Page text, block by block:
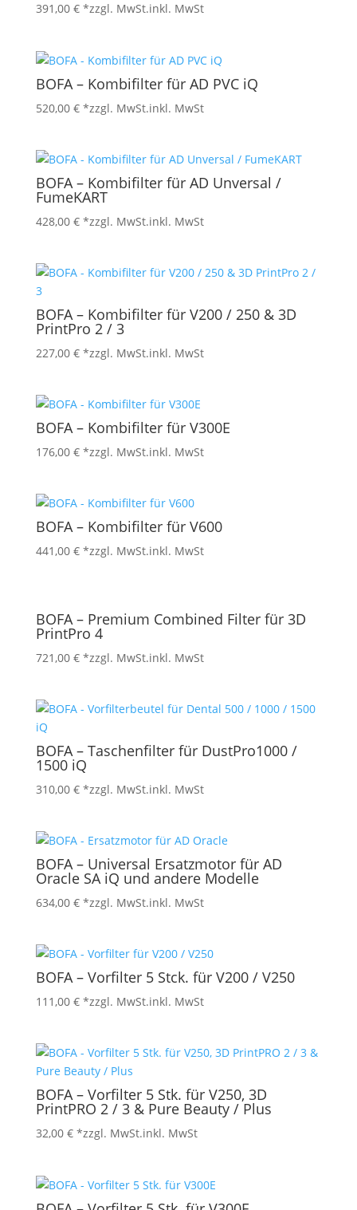
391,00 € *zzgl. MwSt.inkl. MwSt
BOFA – Kombifilter für AD PVC iQ
520,00 € *zzgl. MwSt.inkl. MwSt
BOFA – Kombifilter für AD Unversal /
FumeKART
428,00 € *zzgl. MwSt.inkl. MwSt
BOFA – Kombifilter für V200 / 250 & 3D
PrintPro 2 / 3
227,00 € *zzgl. MwSt.inkl. MwSt
BOFA – Kombifilter für V300E
176,00 € *zzgl. MwSt.inkl. MwSt
BOFA – Kombifilter für V600
441,00 € *zzgl. MwSt.inkl. MwSt
BOFA – Premium Combined Filter für 3D
PrintPro 4
721,00 € *zzgl. MwSt.inkl. MwSt
BOFA – Taschenfilter für DustPro1000 /
1500 iQ
310,00 € *zzgl. MwSt.inkl. MwSt
BOFA – Universal Ersatzmotor für AD
Oracle SA iQ und andere Modelle
634,00 € *zzgl. MwSt.inkl. MwSt
BOFA – Vorfilter 5 Stck. für V200 / V250
111,00 € *zzgl. MwSt.inkl. MwSt
BOFA – Vorfilter 5 Stk. für V250, 3D
PrintPRO 2 / 3 & Pure Beauty / Plus
32,00 € *zzgl. MwSt.inkl. MwSt